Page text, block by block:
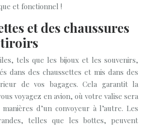
et fonctionnel !
et des chaussures
tiroirs
tels que les bijoux et les souvenirs,
dans des chaussettes et mis dans des
de vos bagages. Cela garantit la
voyagez en avion, où votre valise sera
d’un convoyeur à l’autre. Les
telles que les bottes, peuvent